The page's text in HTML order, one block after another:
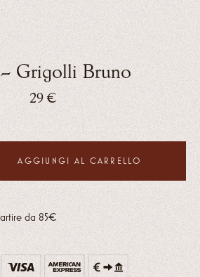
Grigolli Bruno
29 €
AGGIUNGI AL CARRELLO
da 85€